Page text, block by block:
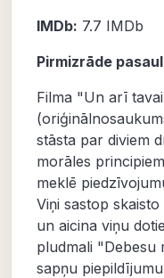
IMDb: 7.7 IMDb
Pirmizrāde
Filma "Un arī
stāsta par diviem
morāles
meklē
Viņi sastop
un aicina viņu
pludmali "Debesu
sapņu